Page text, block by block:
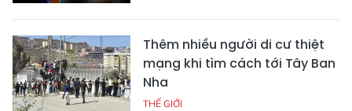
Thêm nhiều người di cư thiệt
mạng khi tìm cách tới Tây Ban
Nha
THẾ GIỚI